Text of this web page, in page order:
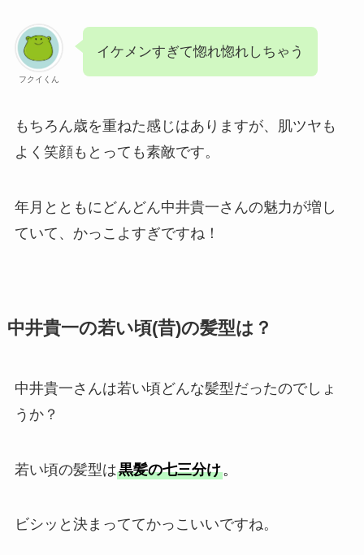
フクイくん
イケメンすぎて惚れ惚れしちゃう
もちろん歳を重ねた感じはありますが、肌ツヤも
よく笑顔もとっても素敵です。
年月とともにどんどん中井貴一さんの魅力が増し
ていて、かっこよすぎですね！
中井貴一の若い頃(昔)の髪型は？
中井貴一さんは若い頃どんな髪型だったのでしょ
うか？
若い頃の髪型は黒髪の七三分け。
ビシッと決まっててかっこいいですね。